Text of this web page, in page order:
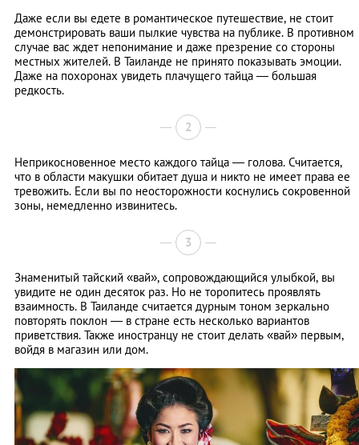
Даже если вы едете в романтическое путешествие, не стоит
демонстрировать ваши пылкие чувства на публике. В противном
случае вас ждет непонимание и даже презрение со стороны
местных жителей. В Таиланде не принято показывать эмоции.
Даже на похоронах увидеть плачущего тайца — большая
редкость.
2
Неприкосновенное место каждого тайца — голова. Считается,
что в области макушки обитает душа и никто не имеет права ее
тревожить. Если вы по неосторожности коснулись сокровенной
зоны, немедленно извинитесь.
3
Знаменитый тайский «вай», сопровождающийся улыбкой, вы
увидите не один десяток раз. Но не торопитесь проявлять
взаимность. В Таиланде считается дурным тоном зеркально
повторять поклон — в стране есть несколько вариантов
приветствия. Также иностранцу не стоит делать «вай» первым,
войдя в магазин или дом.